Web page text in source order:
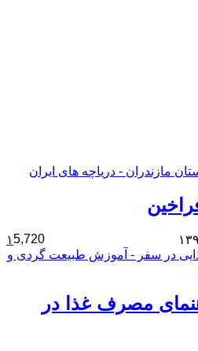
۱5,720
مصرف غذا در